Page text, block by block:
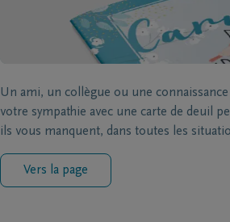
Un ami, un collègue ou une
votre sympathie avec une carte de deuil
ils vous manquent, dans toutes les
Vers la page